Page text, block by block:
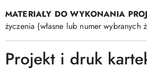
MATERIAŁY DO WYKONANIA
życzenia (własne lub numer
Projekt i druk